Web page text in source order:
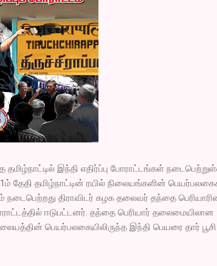
தமிழ்நாட்டில் இந்தி எதிர்ப்பு போராட்டங்கள்
தமிழ்நாட்டின் ரயில் நிலையங்களின்
நடைபெற்றது திராவிடர் கழக தலைவர் தந்தை
ஈடுபட்டனர். தந்தை பெரியார் தலைமையிலான
பெயர்பலகையிலிருந்த இந்தி பெயரை தார் பூசி